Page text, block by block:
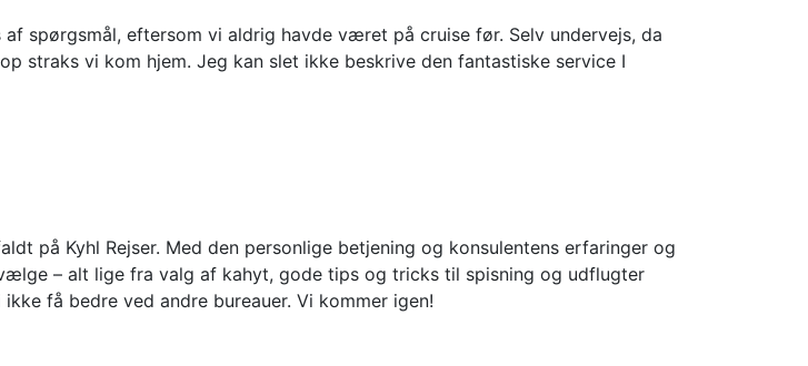
spørgsmål, eftersom vi aldrig havde været på cruise før. Selv undervejs, da
straks vi kom hjem. Jeg kan slet ikke beskrive den fantastiske service I
på Kyhl Rejser. Med den personlige betjening og konsulentens erfaringer og
– alt lige fra valg af kahyt, gode tips og tricks til spisning og udflugter
få bedre ved andre bureauer. Vi kommer igen!